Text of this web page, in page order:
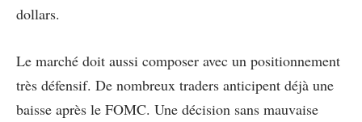
dollars.
Le marché doit aussi composer avec un positionnement
très défensif. De nombreux traders anticipent déjà une
baisse après le FOMC. Une décision sans mauvaise